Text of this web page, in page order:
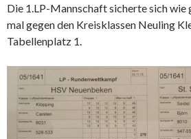
Die 1.LP-Mannschaft sicherte sich wie
mal gegen den Kreisklassen Neuling
Tabellenplatz 1.